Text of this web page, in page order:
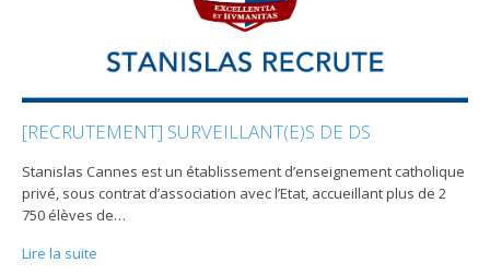
[RECRUTEMENT] SURVEILLANT(E)S DE DS
Stanislas Cannes est un établissement d’enseignement catholique
privé, sous contrat d’association avec l’Etat, accueillant plus de 2
750 élèves de…
Lire la suite